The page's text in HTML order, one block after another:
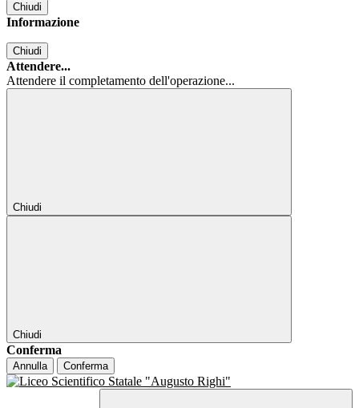
Chiudi
Informazione
Chiudi
Attendere...
Attendere il completamento dell'operazione...
Chiudi
Chiudi
Conferma
Annulla Conferma